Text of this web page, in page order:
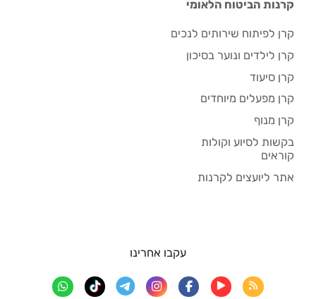
קרנות הביטוח הלאומי
קרן לפיתוח שירותים לנכים
קרן לילדים ונוער בסיכון
קרן סיעוד
קרן מפעלים מיוחדים
קרן מנוף
בקשות לסיוע וקולות
קוראים
אתר ליועצים לקרנות
עקבו אחרינו